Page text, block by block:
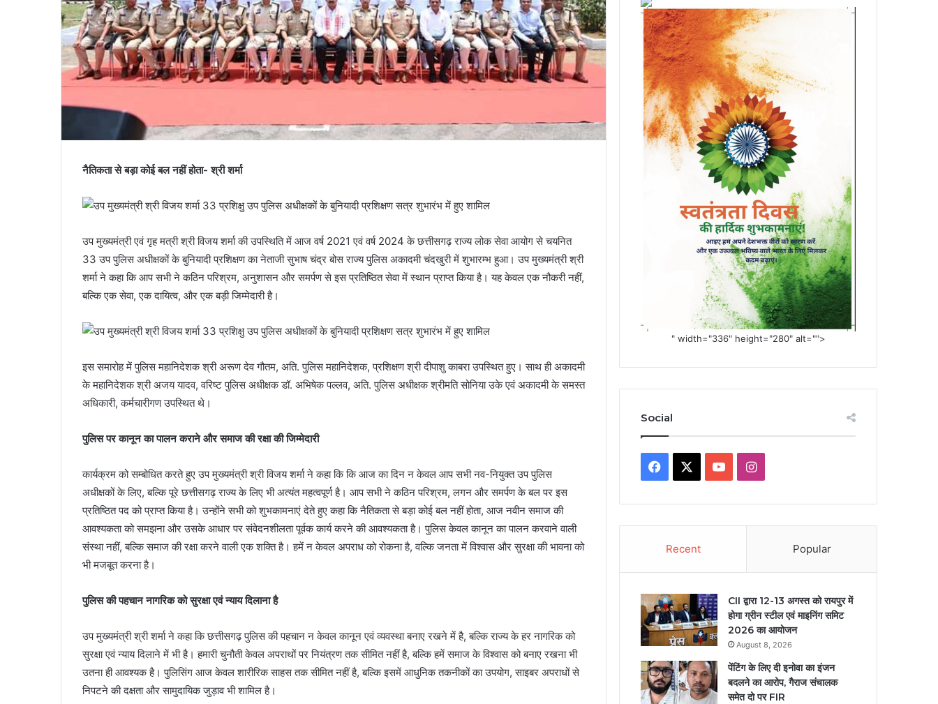
नैतिकता से बड़ा कोई बल नहीं होता- श्री शर्मा
उप मुख्यमंत्री एवं गृह मत्री श्री विजय शर्मा की उपस्थिति में आज वर्ष 2021 एवं वर्ष 2024 के छत्तीसगढ़ राज्य लोक सेवा आयोग से चयनित
33 उप पुलिस अधीक्षकों के बुनियादी प्रशिक्षण का नेताजी सुभाष चंद्र बोस राज्य पुलिस अकादमी चंदखुरी में शुभारम्भ हुआ। उप मुख्यमंत्री श्री
शर्मा ने कहा कि आप सभी ने कठिन परिश्रम, अनुशासन और समर्पण से इस प्रतिष्ठित सेवा में स्थान प्राप्त किया है। यह केवल एक नौकरी नहीं,
बल्कि एक सेवा, एक दायित्व, और एक बड़ी जिम्मेदारी है।
इस समारोह में पुलिस महानिदेशक श्री अरूण देव गौतम, अति. पुलिस महानिदेशक, प्रशिक्षण श्री दीपाशु काबरा उपस्थित हुए। साथ ही अकादमी
के महानिदेशक श्री अजय यादव, वरिष्ट पुलिस अधीक्षक डॉ. अभिषेक पल्लव, अति. पुलिस अधीक्षक श्रीमति सोनिया उके एवं अकादमी के समस्त
अधिकारी, कर्मचारीगण उपस्थित थे।
पुलिस पर कानून का पालन कराने और समाज की रक्षा की जिम्मेदारी
कार्यक्रम को सम्बोधित करते हुए उप मुख्यमंत्री श्री विजय शर्मा ने कहा कि कि आज का दिन न केवल आप सभी नव-नियुक्त उप पुलिस
अधीक्षकों के लिए, बल्कि पूरे छत्तीसगढ़ राज्य के लिए भी अत्यंत महत्वपूर्ण है। आप सभी ने कठिन परिश्रम, लगन और समर्पण के बल पर इस
प्रतिष्ठित पद को प्राप्त किया है। उन्होंने सभी को शुभकामनाएं देते हुए कहा कि नैतिकता से बड़ा कोई बल नहीं होता, आज नवीन समाज की
आवश्यकता को समझना और उसके आधार पर संवेदनशीलता पूर्वक कार्य करने की आवश्यकता है। पुलिस केवल कानून का पालन करवाने वाली
संस्था नहीं, बल्कि समाज की रक्षा करने वाली एक शक्ति है। हमें न केवल अपराध को रोकना है, वल्कि जनता में विश्वास और सुरक्षा की भावना को
भी मजबूत करना है।
पुलिस की पहचान नागरिक को सुरक्षा एवं न्याय दिलाना है
उप मुख्यमंत्री श्री शर्मा ने कहा कि छत्तीसगढ़ पुलिस की पहचान न केवल कानून एवं व्यवस्था बनाए रखने में है, बल्कि राज्य के हर नागरिक को
सुरक्षा एवं न्याय दिलाने में भी है। हमारी चुनौती केवल अपराथों पर नियंत्रण तक सीमित नहीं है, बल्कि हमें समाज के विश्वास को बनाए रखना भी
उतना ही आवश्यक है। पुलिसिंग आज केवल शारीरिक साहस तक सीमित नहीं है, बल्कि इसमें आधुनिक तकनीकों का उपयोग, साइबर अपराधों से
निपटने की दक्षता और सामुदायिक जुड़ाव भी शामिल है।
" width="336" height="280" alt="">
Social
Facebook YouTubeInstagram
Recent Popular
CII द्वारा 12-13 अगस्त को रायपुर में
होगा ग्रीन स्टील एवं माइनिंग समिट
2026 का आयोजन
August 8, 2026
पेंटिंग के लिए दी इनोवा का इंजन
बदलने का आरोप, गैराज संचालक
समेत दो पर FIR